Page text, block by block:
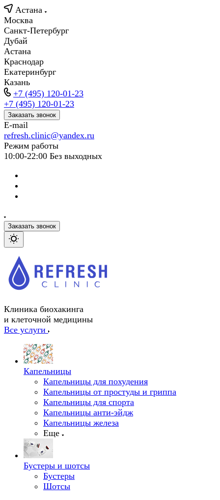
Астана
Москва
Санкт-Петербург
Дубай
Астана
Краснодар
Екатеринбург
Казань
+7 (495) 120-01-23
+7 (495) 120-01-23
Заказать звонок
E-mail
refresh.clinic@yandex.ru
Режим работы
10:00-22:00 Без выходных
Заказать звонок
Клиника биохакинга
и клеточной медицины
Все услуги
Капельницы
Капельницы для похудения
Капельницы от простуды и гриппа
Капельницы для спорта
Капельницы анти-эйдж
Капельницы железа
Еще
Бустеры и шотсы
Бустеры
Шотсы